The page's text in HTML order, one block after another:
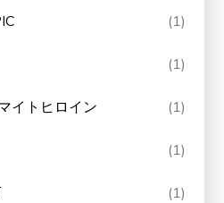
(1)
(1)
イトヒロイン (1)
(1)
(1)